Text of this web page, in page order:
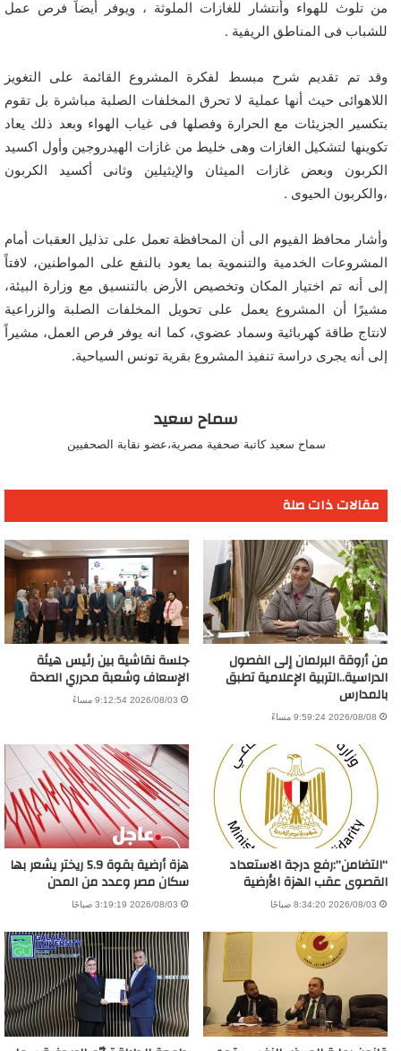
من تلوث للهواء وأنتشار للغازات الملوثة ، ويوفر أيضاً فرص عمل
للشباب فى المناطق الريفية .
وقد تم تقديم شرح مبسط لفكرة المشروع القائمة على التغويز
اللاهوائى حيث أنها عملية لا تحرق المخلفات الصلبة مباشرة بل تقوم
بتكسير الجزيئات مع الحرارة وفصلها فى غياب الهواء وبعد ذلك يعاد
تكوينها لتشكيل الغازات وهى خليط من غازات الهيدروجين وأول اكسيد
الكربون وبعض غازات الميثان والإيثيلين وثانى أكسيد الكربون
،والكربون الحيوى .
وأشار محافظ الفيوم الى أن المحافظة تعمل على تذليل العقبات أمام
المشروعات الخدمية والتنموية بما يعود بالنفع على المواطنين، لافتاً
إلى أنه تم اختيار المكان وتخصيص الأرض بالتنسيق مع وزارة البيئة،
مشيرًا أن المشروع يعمل على تحويل المخلفات الصلبة والزراعية
لانتاج طاقة كهربائية وسماد عضوي، كما انه يوفر فرص العمل، مشيراً
إلى أنه يجرى دراسة تنفيذ المشروع بقرية تونس السياحية.
سماح سعيد
سماح سعيد كاتبة صحفية مصرية،عضو نقابة الصحفيين
مقالات ذات صلة
من أروقة البرلمان إلى الفصول
الدراسية..التربية الإعلامية تطبق
بالمدارس
2026/08/08 9:59:24 مساءً
جلسة نقاشية بين رئيس هيئة
الإسعاف وشعبة محرري الصحة
2026/08/03 9:12:54 مساءً
“التضامن”:رفع درجة الاستعداد
القصوى عقب الهزة الأرضية
2026/08/03 8:34:20 صباحًا
هزة أرضية بقوة 5.9 ريختر يشعر بها
سكان مصر وعدد من المدن
2026/08/03 3:19:19 صباحًا